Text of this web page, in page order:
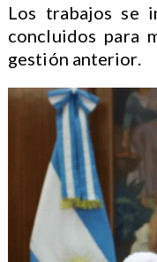
Los trabajos se
concluidos para
gestión anterior.